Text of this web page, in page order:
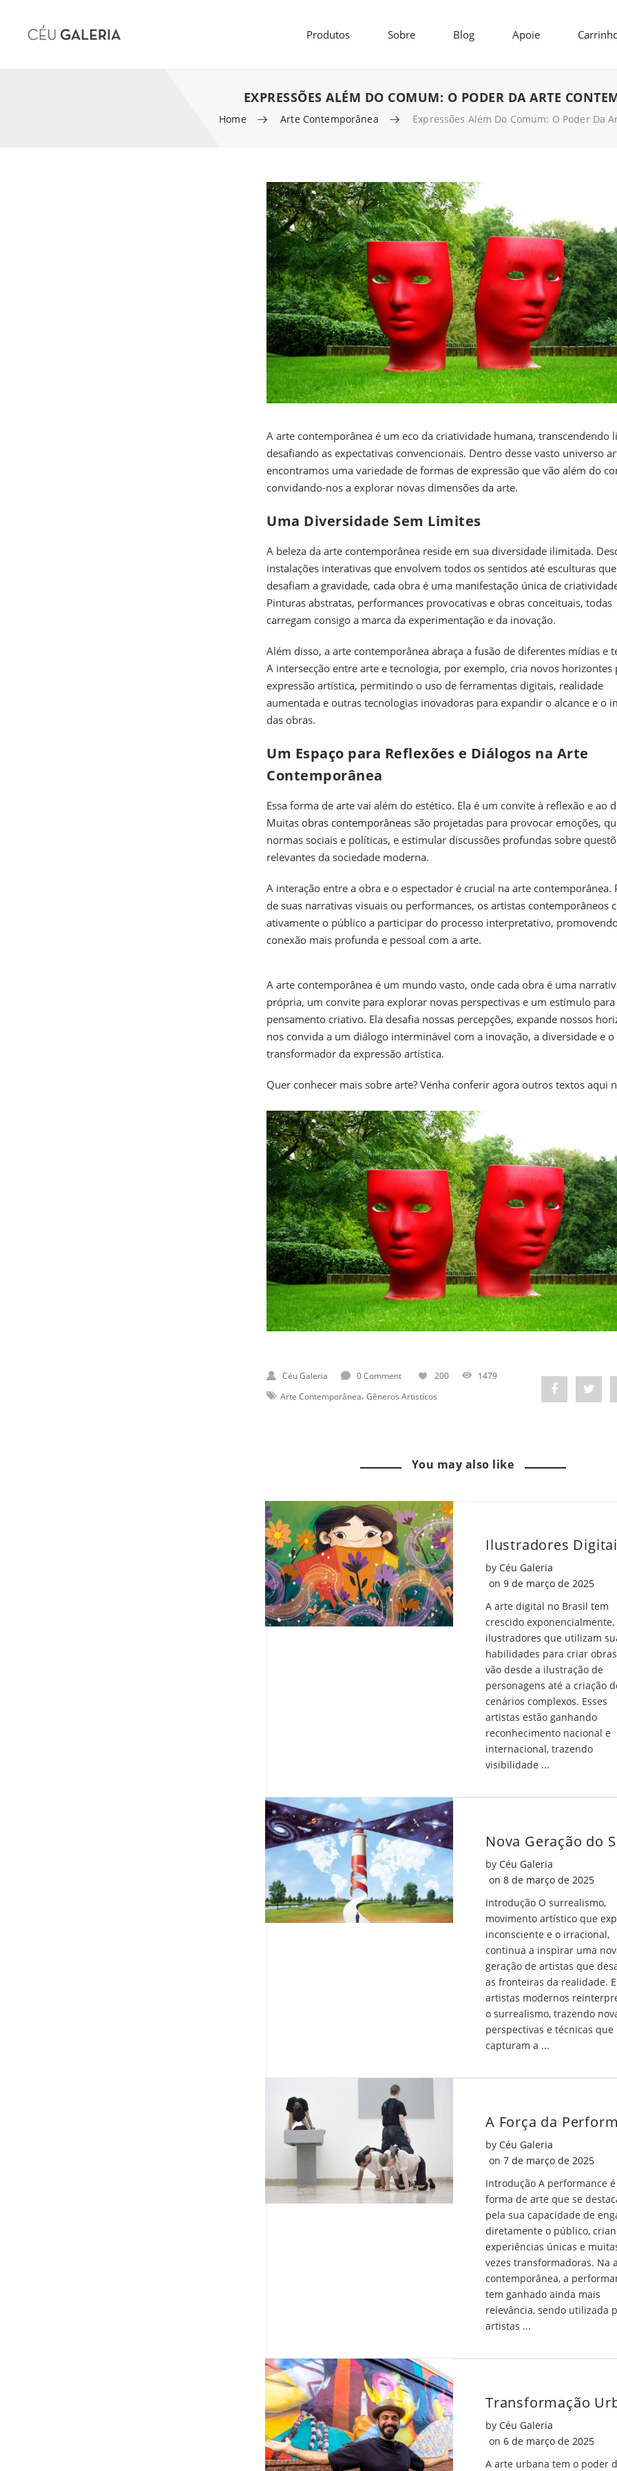
Produtos Sobre Blog Apoie
EXPRESSÕES ALÉM DO COMUM: O PODER DA ARTE
Home Arte Contemporânea Expressões Além Do Comum: O Poder Da
A arte contemporânea é um eco da criatividade humana, transcendendo
desafiando as expectativas convencionais. Dentro desse vasto universo
encontramos uma variedade de formas de expressão que vão além do
convidando-nos a explorar novas dimensões da arte.
Uma Diversidade Sem Limites
A beleza da arte contemporânea reside em sua diversidade ilimitada.
instalações interativas que envolvem todos os sentidos até esculturas que
desafiam a gravidade, cada obra é uma manifestação única de
Pinturas abstratas, performances provocativas e obras conceituais, todas
carregam consigo a marca da experimentação e da inovação.
Além disso, a arte contemporânea abraça a fusão de diferentes mídias e
A intersecção entre arte e tecnologia, por exemplo, cria novos horizontes
expressão artística, permitindo o uso de ferramentas digitais, realidade
aumentada e outras tecnologias inovadoras para expandir o alcance e o
das obras.
Um Espaço para Reflexões e Diálogos na Arte
Contemporânea
Essa forma de arte vai além do estético. Ela é um convite à reflexão e ao
Muitas obras contemporâneas são projetadas para provocar emoções,
normas sociais e políticas, e estimular discussões profundas sobre
relevantes da sociedade moderna.
A interação entre a obra e o espectador é crucial na arte contemporânea.
de suas narrativas visuais ou performances, os artistas contemporâneos
ativamente o público a participar do processo interpretativo,
conexão mais profunda e pessoal com a arte.
A arte contemporânea é um mundo vasto, onde cada obra é uma
própria, um convite para explorar novas perspectivas e um estímulo
pensamento criativo. Ela desafia nossas percepções, expande nossos
nos convida a um diálogo interminável com a inovação, a diversidade e
transformador da expressão artística.
Quer conhecer mais sobre arte? Venha conferir agora outros textos aqui
Céu Galeria 0 Comment 200
1479
Arte Contemporânea, Gêneros Artistícos
Share
do
Poder
on
Facebook
Post
O
Arte
on
You may also like
by Céu Galeria
on Posted on
9 de março de 2025
A arte digital no Brasil tem
crescido exponencialmente,
ilustradores que utilizam
habilidades para criar
vão desde a ilustração de
personagens até a criação
cenários complexos. Esses
artistas estão ganhando
reconhecimento nacional e
internacional, trazendo
visibilidade ...
by Céu Galeria
on Posted on
8 de março de 2025
Introdução O surrealismo,
movimento artístico que
inconsciente e o irracional,
continua a inspirar uma
geração de artistas que
as fronteiras da realidade.
artistas modernos
o surrealismo, trazendo
perspectivas e técnicas que
capturam a ...
by Céu Galeria
on Posted on
7 de março de 2025
Introdução A performance
forma de arte que se
pela sua capacidade de
diretamente o público,
experiências únicas e
vezes transformadoras. Na
contemporânea, a
tem ganhado ainda mais
relevância, sendo utilizada
artistas ...
by Céu Galeria
on Posted on
6 de março de 2025
A arte urbana tem o poder